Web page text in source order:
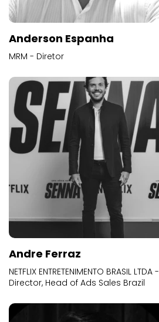
Anderson Espanha
MRM - Diretor
Andre Ferraz
NETFLIX ENTRETENIMENTO BRASIL LTDA -
Director, Head of Ads Sales Brazil